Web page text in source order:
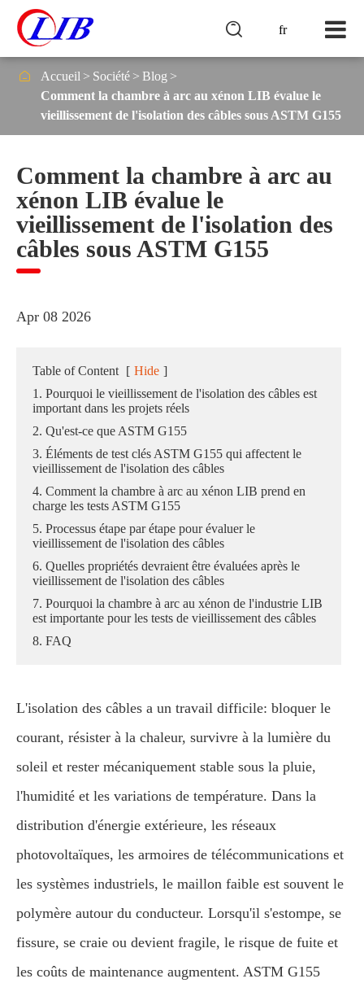
fr

 Accueil Société
Blog
Comment la chambre à arc au xénon LIB évalue le
vieillissement de l'isolation des câbles sous ASTM G155
Comment la chambre à arc au
xénon LIB évalue le
vieillissement de l'isolation des
câbles sous ASTM G155
Apr 08 2026
Table of Content [ Hide ]
1. Pourquoi le vieillissement de l'isolation des câbles est
important dans les projets réels
2. Qu'est-ce que ASTM G155
3. Éléments de test clés ASTM G155 qui affectent le
vieillissement de l'isolation des câbles
4. Comment la chambre à arc au xénon LIB prend en
charge les tests ASTM G155
5. Processus étape par étape pour évaluer le
vieillissement de l'isolation des câbles
6. Quelles propriétés devraient être évaluées après le
vieillissement de l'isolation des câbles
7. Pourquoi la chambre à arc au xénon de l'industrie LIB
est importante pour les tests de vieillissement des câbles
8. FAQ
L'isolation des câbles a un travail difficile: bloquer le
courant, résister à la chaleur, survivre à la lumière du
soleil et rester mécaniquement stable sous la pluie,
l'humidité et les variations de température. Dans la
distribution d'énergie extérieure, les réseaux
photovoltaïques, les armoires de télécommunications et
les systèmes industriels, le maillon faible est souvent le
polymère autour du conducteur. Lorsqu'il s'estompe, se
fissure, se craie ou devient fragile, le risque de fuite et
les coûts de maintenance augmentent. ASTM G155